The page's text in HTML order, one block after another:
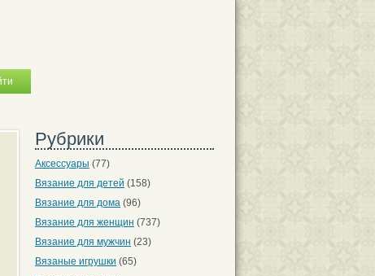
Рубрики
Аксессуары (77)
Вязание для детей (158)
Вязание для дома (96)
Вязание для женщин (737)
Вязание для мужчин (23)
Вязаные игрушки (65)